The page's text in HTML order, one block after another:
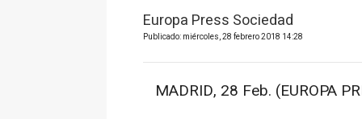
Europa Press Sociedad
Publicado: miércoles, 28 febrero 2018 14:28
MADRID, 28 Feb. (EUROPA